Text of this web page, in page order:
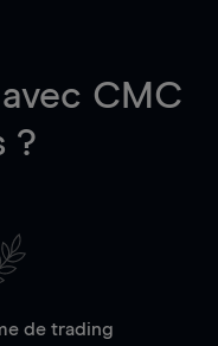
avec CMC
?
de trading